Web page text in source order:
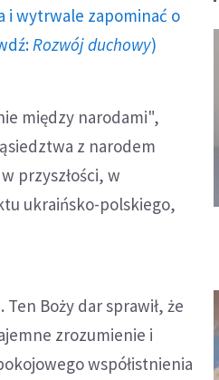
i wytrwale zapominać o
Rozwój duchowy)
między narodami",
z narodem
przyszłości, w
ukraińsko-polskiego,
Boży dar sprawił, że
zrozumienie i
współistnienia